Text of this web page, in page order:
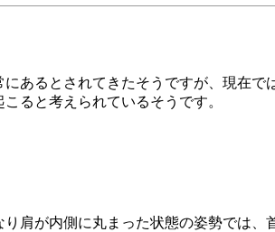
あるとされてきたそうですが、現在で
ると考えられているそうです。
肩が内側に丸まった状態の姿勢では